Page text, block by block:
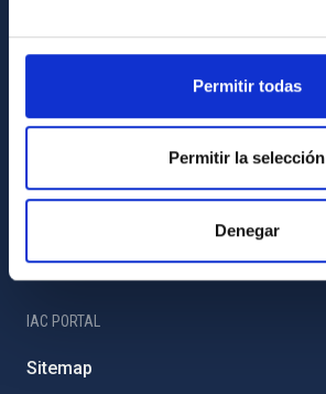
Permitir todas
Permitir la selección
Denegar
Gender equality and diversity
Environment and Sustainability
Forever IAC
External funding
Severo Ochoa Programme
IAC Friends
IAC PORTAL
Sitemap